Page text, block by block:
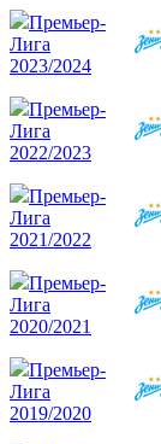
Премьер-
Лига
2023/2024
Премьер-
Лига
2022/2023
Премьер-
Лига
2021/2022
Премьер-
Лига
2020/2021
Премьер-
Лига
2019/2020